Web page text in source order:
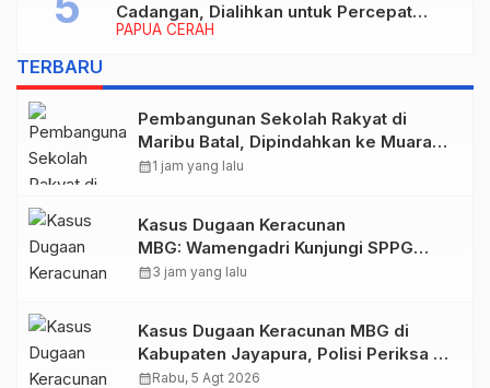
PAPUA CERAH
Cadangan, Dialihkan untuk Percepat
Pembangunan dan Layanan Publik
TERBARU
Pembangunan Sekolah Rakyat di
Maribu Batal, Dipindahkan ke Muara
Tami, Ini Sebabnya
calendar_month1 jam yang lalu
Kasus Dugaan Keracunan
MBG: Wamengadri Kunjungi SPPG
Yayasan KIS Papua, Ini yang
calendar_month3 jam yang lalu
Kasus Dugaan Keracunan MBG di
Kabupaten Jayapura, Polisi Periksa 30
Orang Saksi
calendar_monthRabu, 5 Agt 2026